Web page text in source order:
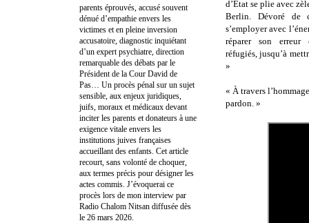
d’État se plie avec
Berlin. Dévoré de
s’employer avec
réparer son
réfugiés, jusqu’à
»
« À travers
pardon. »
parents éprouvés, accusé souvent
dénué d’empathie envers les
victimes et en pleine inversion
accusatoire, diagnostic inquiétant
d’un expert psychiatre, direction
remarquable des débats par le
Président de la Cour David de
Pas… Un procès pénal sur un sujet
sensible, aux enjeux juridiques,
juifs, moraux et médicaux devant
inciter les parents et donateurs à une
exigence vitale envers les
institutions juives françaises
accueillant des enfants. Cet article
recourt, sans volonté de choquer,
aux termes précis pour désigner les
actes commis. J’évoquerai ce
procès lors de mon interview par
Radio Chalom Nitsan diffusée dès
le 26 mars 2026.